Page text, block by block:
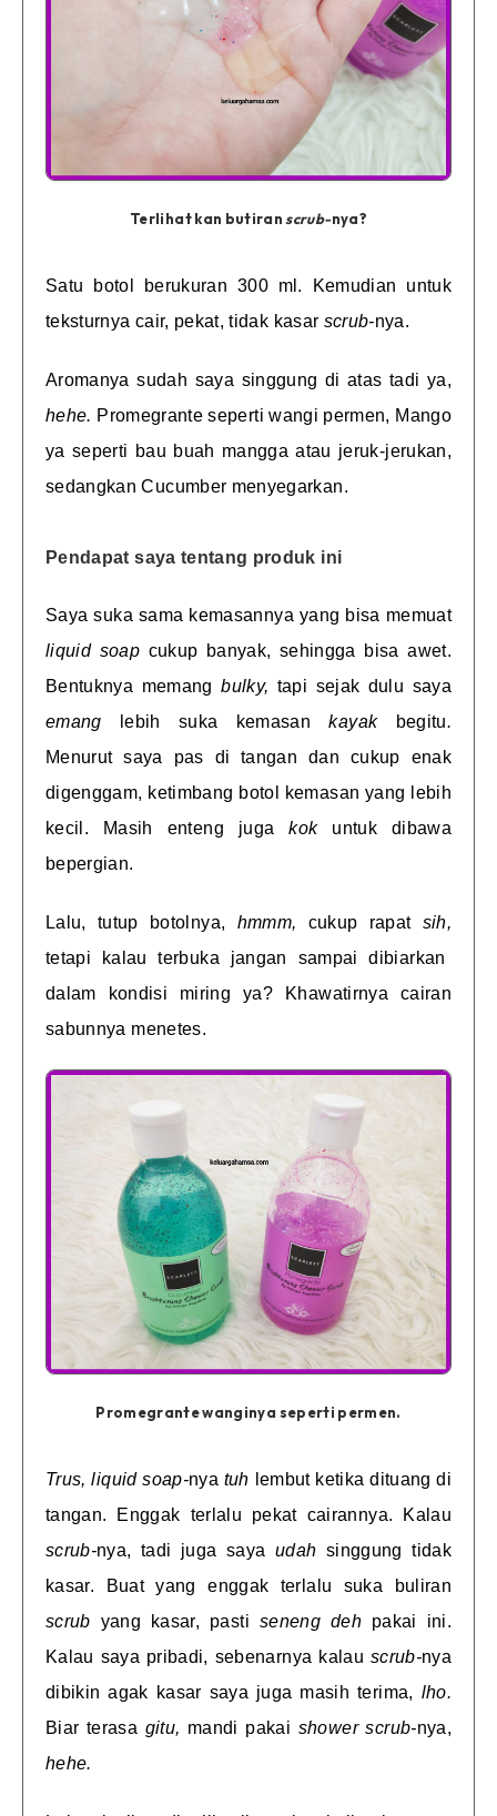
Terlihat kan butiranscrub-nya?
Satu botol berukuran 300 ml. Kemudian untuk
teksturnya cair, pekat, tidak kasar scrub-nya.
Aromanya sudah saya singgung di atas tadi ya,
hehe. Promegrante seperti wangi permen, Mango
ya seperti bau buah mangga atau jeruk-jerukan,
sedangkan Cucumber menyegarkan.
Pendapat saya tentang produk ini
Saya suka sama kemasannya yang bisa memuat
liquid soap cukup banyak, sehingga bisa awet.
Bentuknya memangbulky, tapi sejak dulu saya
emang
lebih suka kemasankayak begitu.
Menurut saya pas di tangan dan cukup enak
digenggam, ketimbang botol kemasan yang lebih
kecil. Masih enteng jugakok untuk dibawa
bepergian.
Lalu, tutup botolnya, hmmm, cukup rapat sih,
tetapi kalau terbuka jangan sampai dibiarkan
dalam kondisi miring ya? Khawatirnya cairan
sabunnya menetes.
Promegrante wanginya seperti permen.
Trus, liquid soap-nya tuh lembut ketika dituang di
tangan. Enggak terlalu pekat cairannya. Kalau
scrub-nya, tadi juga saya udah singgung tidak
kasar. Buat yang enggak terlalu suka buliran
scrub yang kasar, pasti seneng deh pakai ini.
Kalau saya pribadi, sebenarnya kalau scrub-nya
dibikin agak kasar saya juga masih terima, lho.
Biar terasa gitu, mandi pakai shower scrub-nya,
hehe.